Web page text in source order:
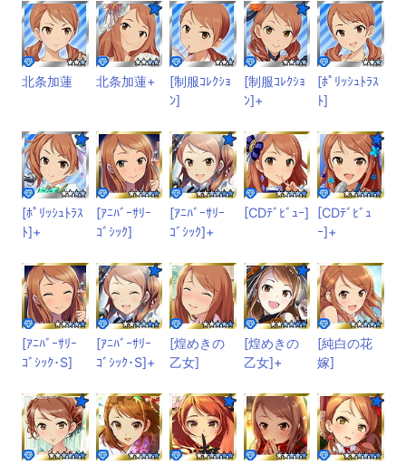
北条加蓮 北条加蓮+
[制服ｺﾚｸｼｮ
ﾝ]
[制服ｺﾚｸｼｮ
ﾝ]+
[ﾎﾟﾘｯｼｭﾄﾗｽ
ﾄ]
[ﾎﾟﾘｯｼｭﾄﾗｽ
ﾄ]+
[ｱﾆﾊﾞｰｻﾘｰ
ｺﾞｼｯｸ]
[ｱﾆﾊﾞｰｻﾘｰ
ｺﾞｼｯｸ]+
[CDﾃﾞﾋﾞｭｰ]
[CDﾃﾞﾋﾞｭ
ｰ]+
[ｱﾆﾊﾞｰｻﾘｰ
ｺﾞｼｯｸ･S]
[ｱﾆﾊﾞｰｻﾘｰ
ｺﾞｼｯｸ･S]+
[煌めきの
乙女]
[煌めきの
乙女]+
[純白の花
嫁]